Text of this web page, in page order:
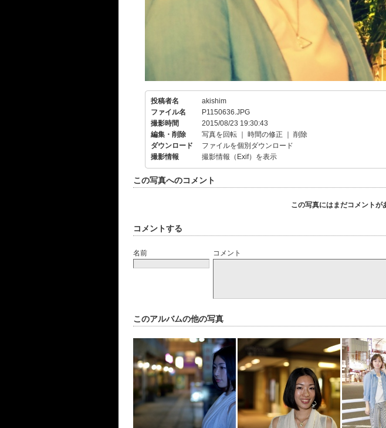
投稿者名
akishim
ファイル名
P1150636.JPG
撮影時間
2015/08/23 19:30:43
編集・削除
写真を回転 時間の修正
削除
ダウンロード
ファイルを個別ダウンロード
撮影情報
撮影情報（Exif）を表示
この写真へのコメント
この写真にはまだコメントが
コメントする
名前 コメント
このアルバムの他の写真